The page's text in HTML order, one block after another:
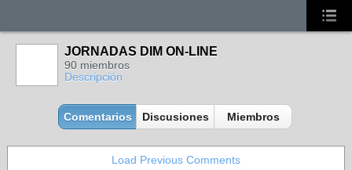
JORNADAS DIM ON-LINE
90 miembros
Descripción
Comentarios Discusiones Miembros
Load Previous Comments